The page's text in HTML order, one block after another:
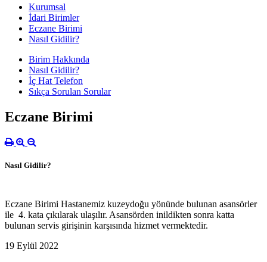
Kurumsal
İdari Birimler
Eczane Birimi
Nasıl Gidilir?
Birim Hakkında
Nasıl Gidilir?
İç Hat Telefon
Sıkça Sorulan Sorular
Eczane Birimi
Nasıl Gidilir?
Eczane Birimi Hastanemiz kuzeydoğu yönünde bulunan asansörler
ile 4. kata çıkılarak ulaşılır. Asansörden inildikten sonra katta
bulunan servis girişinin karşısında hizmet vermektedir.
19 Eylül 2022